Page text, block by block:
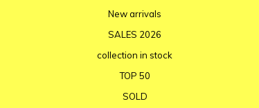
New arrivals
SALES 2026
collection in stock
TOP 50
SOLD